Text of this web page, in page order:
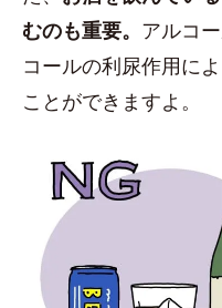
むのも重要。 アルコ
コールの利尿作用に
ことができますよ。